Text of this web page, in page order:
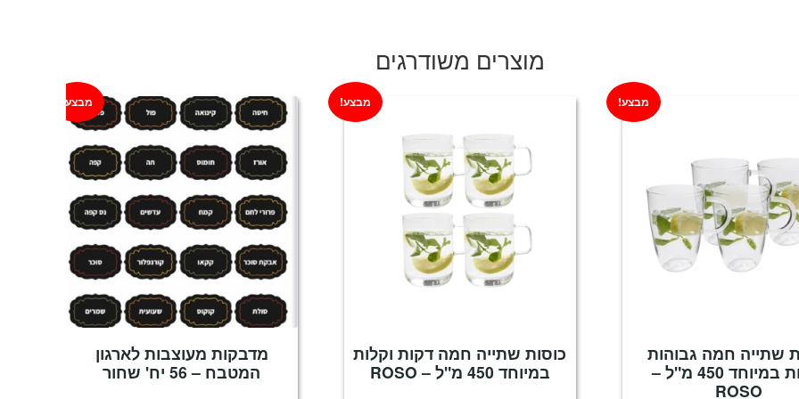
₪149.
₪69.
מוצרים משודרגים
שתייה חמה גבוהות
וקלות במיוחד 450 מ"ל –
ROSO
מבצע!
כוסות שתייה חמה דקות וקלות
במיוחד 450 מ"ל – ROSO
מבצע!
מדבקות מעוצבות לארגון
המטבח – 56 יח' שחור
מבצע!